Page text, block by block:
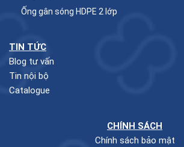
Ống gân sóng HDPE 2 lớp
TIN TỨC
Blog tư vấn
Tin nội bộ
Catalogue
CHÍNH SÁCH
Chính sách bảo mật